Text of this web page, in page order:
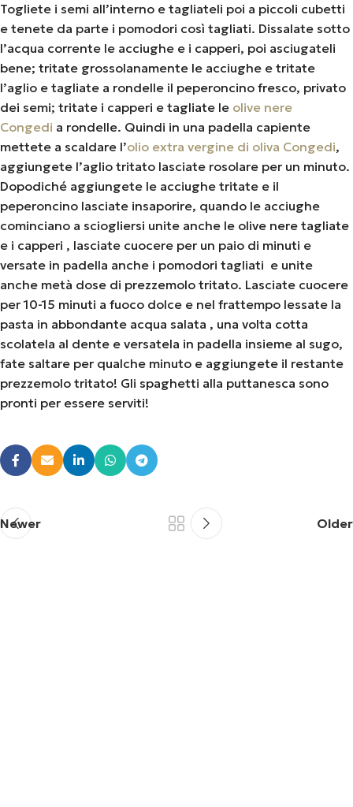
Togliete i semi all’interno e tagliateli poi a piccoli cubetti
e tenete da parte i pomodori così tagliati. Dissalate sotto
l’acqua corrente le acciughe e i capperi, poi asciugateli
bene; tritate grossolanamente le acciughe e tritate
l’aglio e tagliate a rondelle il peperoncino fresco, privato
dei semi; tritate i capperi e tagliate le olive nere
Congedi a rondelle. Quindi in una padella capiente
mettete a scaldare l’olio extra vergine di oliva Congedi,
aggiungete l’aglio tritato lasciate rosolare per un minuto.
Dopodiché aggiungete le acciughe tritate e il
peperoncino lasciate insaporire, quando le acciughe
cominciano a sciogliersi unite anche le olive nere tagliate
e i capperi , lasciate cuocere per un paio di minuti e
versate in padella anche i pomodori tagliati e unite
anche metà dose di prezzemolo tritato. Lasciate cuocere
per 10-15 minuti a fuoco dolce e nel frattempo lessate la
pasta in abbondante acqua salata , una volta cotta
scolatela al dente e versatela in padella insieme al sugo,
fate saltare per qualche minuto e aggiungete il restante
prezzemolo tritato! Gli spaghetti alla puttanesca sono
pronti per essere serviti!
Newer Older